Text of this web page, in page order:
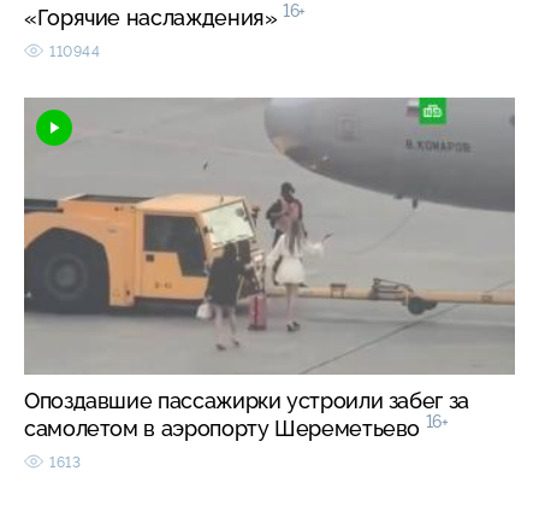
«Горячие наслаждения» 16+
110944
Опоздавшие пассажирки устроили забег за
самолетом в аэропорту Шереметьево 16+
1613